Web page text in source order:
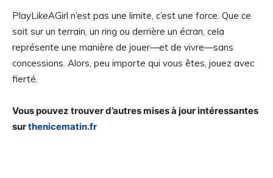
PlayLikeAGirl n’est pas une limite, c’est une force. Que ce
soit sur un terrain, un ring ou derrière un écran, cela
représente une manière de jouer—et de vivre—sans
concessions. Alors, peu importe qui vous êtes, jouez avec
fierté.
Vous pouvez trouver d’autres mises à jour intéressantes
surthenicematin.fr